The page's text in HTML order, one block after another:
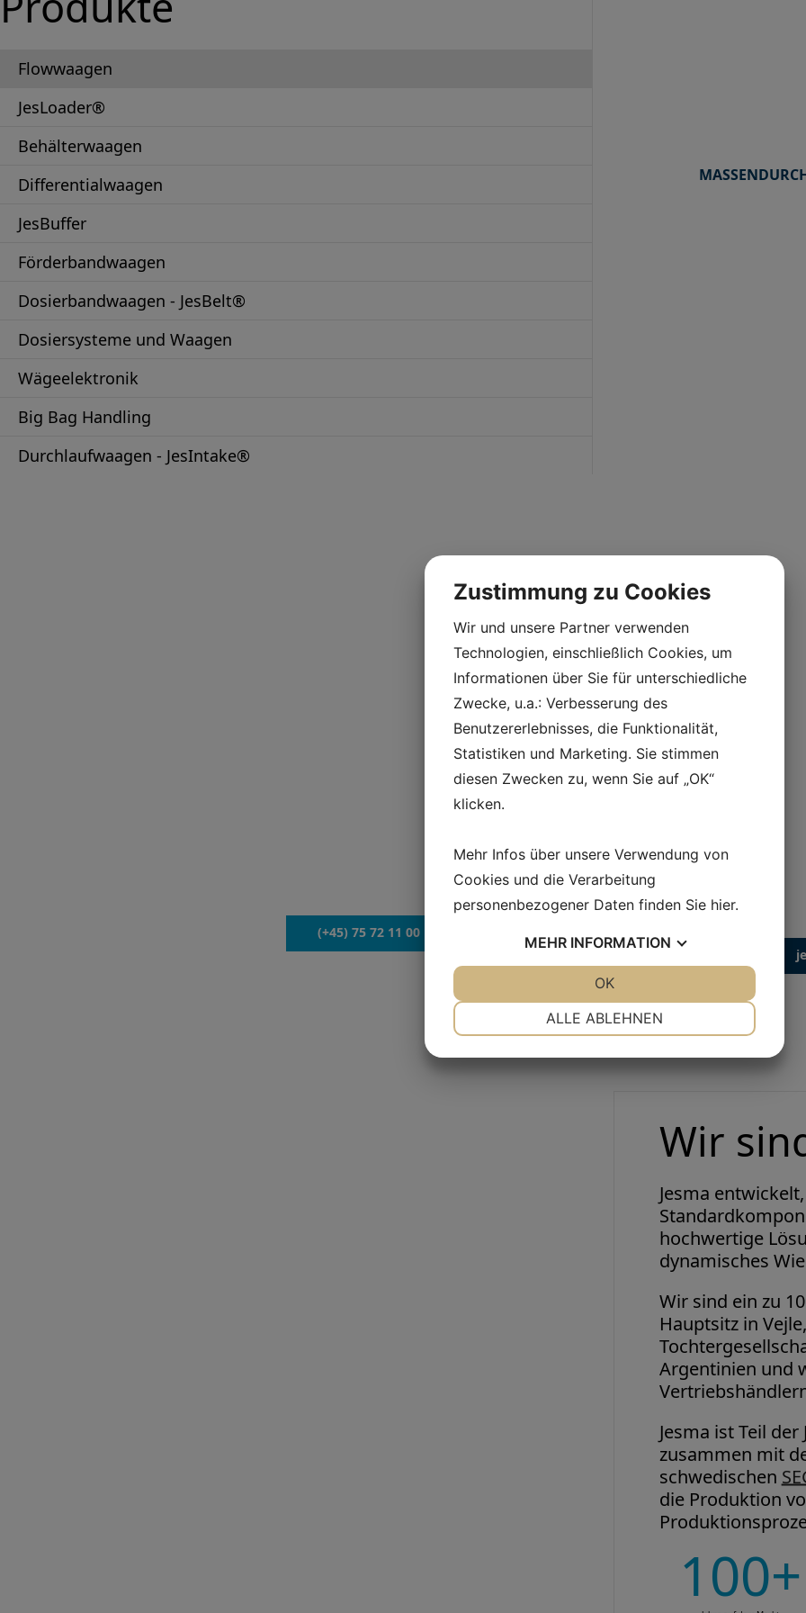
Flowwaagen
JesLoader®
Behälterwaagen
Differentialwaagen
JesBuffer
Förderbandwaagen
Dosierbandwaagen - JesBelt®
Dosiersysteme und Waagen
Wägeelektronik
Big Bag Handling
Durchlaufwaagen - JesIntake®
Nehmen Sie Kontakt zu
Wie können wir helfen?
Persönliche Beratung von einem Jesma Mitarbeiter
Haben Sie Fragen oder brauchen
(+45) 75 72 11 00
Schicken Sie uns
Dosierlösung, und
Wir
Jesma
hochwertige
dynamisches
Wir sind ein zu
Hauptsitz in
Argentinien und
Jesma ist Teil
zusammen mit
schwedischen
die Produktion
100
Zustimmung zu Cookies
Wir und unsere Partner verwenden
Technologien, einschließlich Cookies, um
Informationen über Sie für unterschiedliche
Zwecke, u.a.: Verbesserung des
Benutzererlebnisses, die Funktionalität,
Statistiken und Marketing. Sie stimmen
diesen Zwecken zu, wenn Sie auf „OK“
klicken.
Mehr Infos über unsere Verwendung von
Cookies und die Verarbeitung
personenbezogener Daten finden Sie hier.
MEHR INFORMATION
ALLE ABLEHNEN
OK